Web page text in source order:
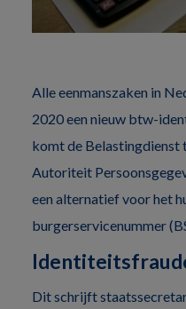
Alle eenmanszaken in
2020 een nieuw btw-
komt de Belastingdienst
Autoriteit
een alternatief voor het
burgerservicenummer
Dit schrijft